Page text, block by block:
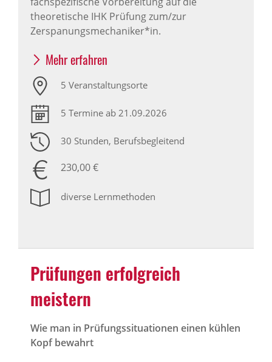
theoretische IHK Prüfung zum/zur
Zerspanungsmechaniker*in.
Mehr erfahren
5 Veranstaltungsorte
5 Termine ab 21.09.2026
30 Stunden, Berufsbegleitend
230,00 €
diverse Lernmethoden
Prüfungen erfolgreich
meistern
Wie man in Prüfungssituationen einen kühlen
Kopf bewahrt